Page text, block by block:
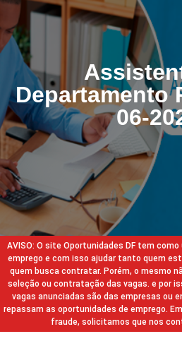
Departamento
06-
AVISO: O site Oportunidades DF tem
emprego e com isso ajudar tanto quem
quem busca contratar. Porém, o mesmo
seleção ou contratação das vagas. e por
vagas anunciadas são das empresas ou
repassam as oportunidades de emprego.
fraude, solicitamos que nos